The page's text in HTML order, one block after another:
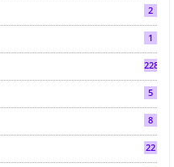
2
1
2286
5
8
22